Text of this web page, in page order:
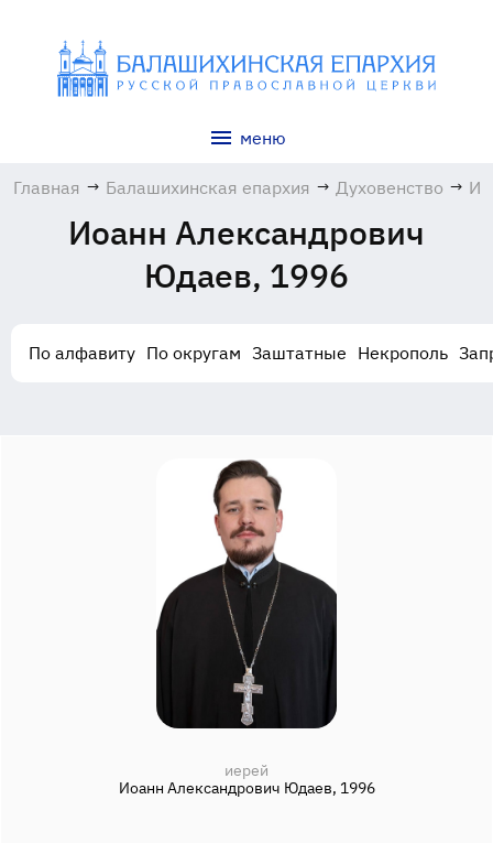
меню
Главная → Балашихинская епархия → Духовенство →
Иоанн Александрович
Юдаев, 1996
По алфавиту По округам Заштатные Некрополь
иерей
Иоанн Александрович Юдаев, 1996